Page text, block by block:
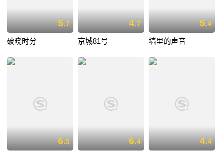
5.7
破晓时分
4.7
京城81号
5.4
墙里的声音
6.5 6.4 4.4